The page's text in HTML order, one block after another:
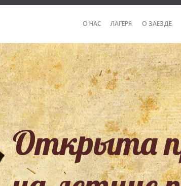
О НАС ЛАГЕРЯ О ЗАЕЗДЕ